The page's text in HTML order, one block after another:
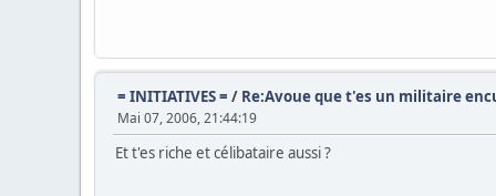
= INITIATIVES = / Re:Avoue que t'es un militaire
Mai 07, 2006, 21:44:19
Et t'es riche et célibataire aussi ?